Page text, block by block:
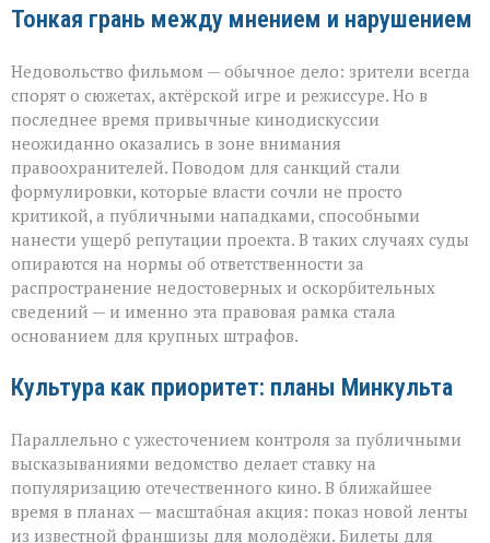
Тонкая грань между мнением и нарушением
Недовольство фильмом — обычное дело: зрители всегда
спорят о сюжетах, актёрской игре и режиссуре. Но в
последнее время привычные кинодискуссии
неожиданно оказались в зоне внимания
правоохранителей. Поводом для санкций стали
формулировки, которые власти сочли не просто
критикой, а публичными нападками, способными
нанести ущерб репутации проекта. В таких случаях суды
опираются на нормы об ответственности за
распространение недостоверных и оскорбительных
сведений — и именно эта правовая рамка стала
основанием для крупных штрафов.
Культура как приоритет: планы Минкульта
Параллельно с ужесточением контроля за публичными
высказываниями ведомство делает ставку на
популяризацию отечественного кино. В ближайшее
время в планах — масштабная акция: показ новой ленты
из известной франшизы для молодёжи. Билеты для